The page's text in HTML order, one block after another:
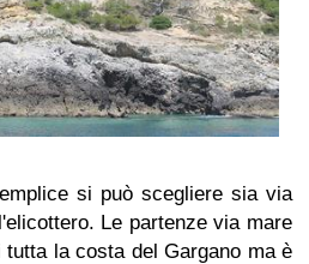
si può scegliere sia via
Le partenze via mare
la costa del Gargano ma è